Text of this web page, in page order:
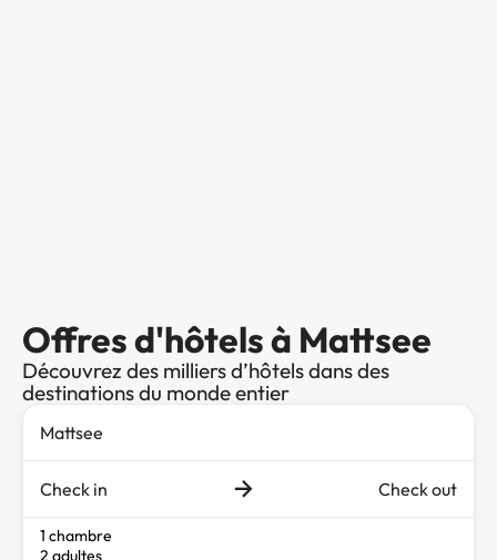
Offres d'hôtels à Mattsee
Découvrez des milliers d’hôtels dans des
destinations du monde entier
Check in Check out
1 chambre
2 adultes